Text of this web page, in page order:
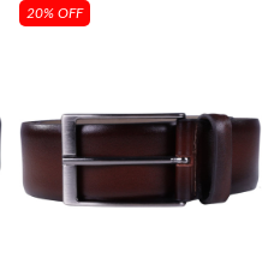
20% OFF